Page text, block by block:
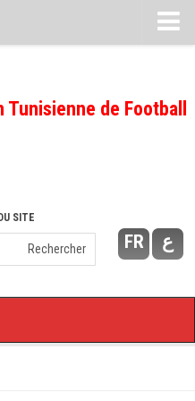
Tunisienne de Football
FR ع
SITE